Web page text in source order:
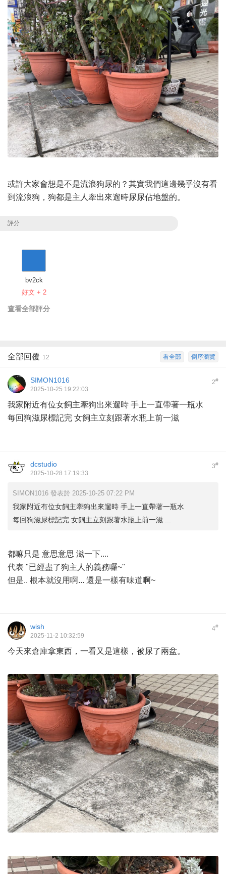
或許大家會想是不是流浪狗尿的？其實我們這邊幾乎沒有看
到流浪狗，狗都是主人牽出來遛時尿尿佔地盤的。
評分
bv2ck
好文 + 2
查看全部評分
倒序瀏覽
看全部
全部回覆 12
2#
SIMON1016
2025-10-25 19:22:03
我家附近有位女飼主牽狗出來遛時 手上一直帶著一瓶水
每回狗滋尿標記完 女飼主立刻跟著水瓶上前一滋
3#
dcstudio
2025-10-28 17:19:33
SIMON1016 發表於 2025-10-25 07:22 PM
我家附近有位女飼主牽狗出來遛時 手上一直帶著一瓶水
每回狗滋尿標記完 女飼主立刻跟著水瓶上前一滋 ...
都嘛只是 意思意思 滋一下....
代表 "已經盡了狗主人的義務囉~"
但是.. 根本就沒用啊... 還是一樣有味道啊~
4#
wish
2025-11-2 10:32:59
今天來倉庫拿東西，一看又是這樣，被尿了兩盆。